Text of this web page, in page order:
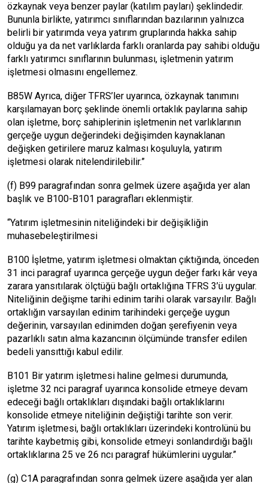
özkaynak veya benzer paylar (katılım payları) şeklindedir.
Bununla birlikte, yatırımcı sınıflarından bazılarının yalnızca
belirli bir yatırımda veya yatırım gruplarında hakka sahip
olduğu ya da net varlıklarda farklı oranlarda pay sahibi olduğu
farklı yatırımcı sınıflarının bulunması, işletmenin yatırım
işletmesi olmasını engellemez.
B85W Ayrıca, diğer TFRS’ler uyarınca, özkaynak tanımını
karşılamayan borç şeklinde önemli ortaklık paylarına sahip
olan işletme, borç sahiplerinin işletmenin net varlıklarının
gerçeğe uygun değerindeki değişimden kaynaklanan
değişken getirilere maruz kalması koşuluyla, yatırım
işletmesi olarak nitelendirilebilir.”
(f) B99 paragrafından sonra gelmek üzere aşağıda yer alan
başlık ve B100-B101 paragrafları eklenmiştir.
“Yatırım işletmesinin niteliğindeki bir değişikliğin
muhasebeleştirilmesi
B100 İşletme, yatırım işletmesi olmaktan çıktığında, önceden
31 inci paragraf uyarınca gerçeğe uygun değer farkı kâr veya
zarara yansıtılarak ölçtüğü bağlı ortaklığına TFRS 3’ü uygular.
Niteliğinin değişme tarihi edinim tarihi olarak varsayılır. Bağlı
ortaklığın varsayılan edinim tarihindeki gerçeğe uygun
değerinin, varsayılan edinimden doğan şerefiyenin veya
pazarlıklı satın alma kazancının ölçümünde transfer edilen
bedeli yansıttığı kabul edilir.
B101 Bir yatırım işletmesi haline gelmesi durumunda,
işletme 32 nci paragraf uyarınca konsolide etmeye devam
edeceği bağlı ortaklıkları dışındaki bağlı ortaklıklarını
konsolide etmeye niteliğinin değiştiği tarihte son verir.
Yatırım işletmesi, bağlı ortaklıkları üzerindeki kontrolünü bu
tarihte kaybetmiş gibi, konsolide etmeyi sonlandırdığı bağlı
ortaklıklarına 25 ve 26 ncı paragraf hükümlerini uygular.”
(g) C1A paragrafından sonra gelmek üzere aşağıda yer alan